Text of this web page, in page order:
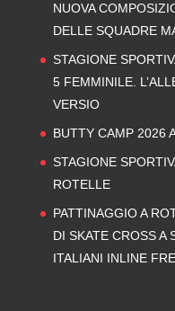
NUOVA
DELLE SQUADRE
STAGIONE
5 FEMMINILE.
VERSIO
BUTTY CAMP 2026
STAGIONE
ROTELLE
PATTINAGGIO A
DI SKATE CROSS A
ITALIANI INLINE